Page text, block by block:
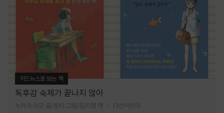
카드뉴스로 보는 책
독후감 숙제가 끝나지 않아
누카가 미오 글/토티 그림/김지영 역 다산어린이